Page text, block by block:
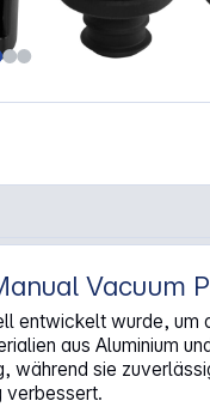
Manual Vacuum
Vacuum
entwickelt wurde,
aus Aluminium
während sie
verbessert.